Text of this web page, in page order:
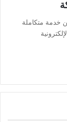
خدمة متكاملة